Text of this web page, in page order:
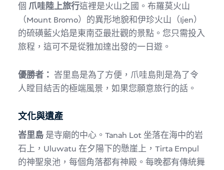
個 爪哇陸上旅行這裡是火山之國。布羅莫火山
（Mount Bromo）的異形地貌和伊珍火山（Ijen）
的硫磺藍火焰是東南亞最壯觀的景點。您只需投入
旅程，這可不是從雅加達出發的一日遊。
優勝者： 峇里島是為了方便，爪哇島則是為了令
人瞠目結舌的極端風景，如果您願意旅行的話。
文化與遺產
峇里島是寺廟的中心。Tanah Lot 坐落在海中的岩
石上，Uluwatu 在夕陽下的懸崖上，Tirta Empul
的神聖泉池，每個角落都有神殿。每晚都有傳統舞